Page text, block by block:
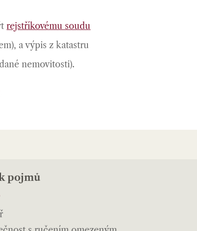
rejstříkovému soudu
a výpis z katastru
nemovitosti).
pojmů